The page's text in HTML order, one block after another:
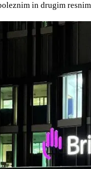
in drugim